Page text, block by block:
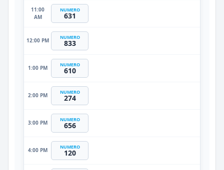
11:00
AM
NUMERO
631
12:00 PM NUMERO
833
1:00 PM NUMERO
610
2:00 PM NUMERO
274
3:00 PM NUMERO
656
4:00 PM NUMERO
120